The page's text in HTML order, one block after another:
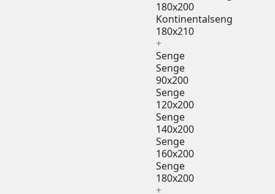
180x200
Kontinentalseng
180x210
+
Senge
Senge
90x200
Senge
120x200
Senge
140x200
Senge
160x200
Senge
180x200
+